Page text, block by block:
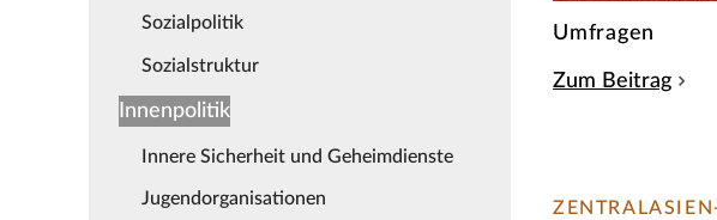
Sozialpolitik
Sozialstruktur
Innenpolitik
Innere Sicherheit und Geheimdienste
Jugendorganisationen
Umfragen
Zum Beitrag